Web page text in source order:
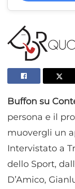
Buffon su
persona e il
muovergli un
Intervistato a
dello Sport,
D’Amico,